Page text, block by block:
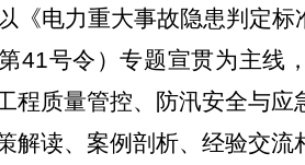
以 《电力重大事故隐患判定
41号令 ）专题宣贯为主线
程质量管控、防汛安全与
解读、案例剖析、经验交流